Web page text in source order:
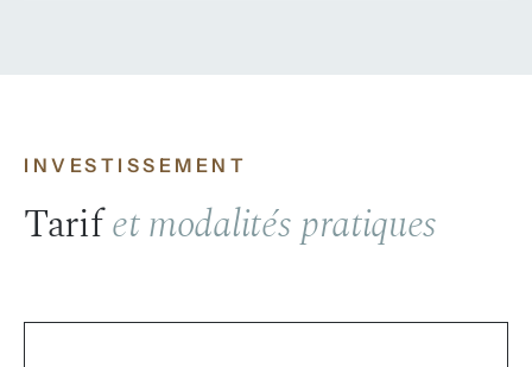
INVESTISSEMENT
Tarifet modalités pratiques